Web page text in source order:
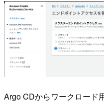
Argo CDからワークロード